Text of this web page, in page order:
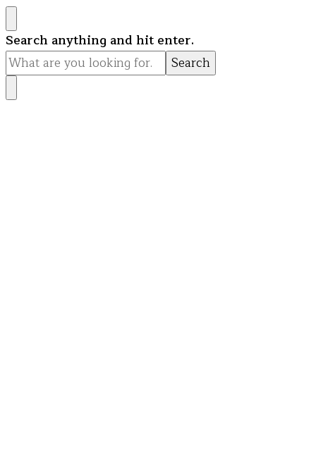
Looking
for
Something?
Search anything and hit enter.